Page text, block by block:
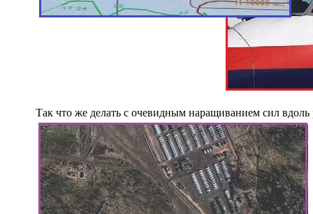
Так что же делать с очевидным наращиванием сил